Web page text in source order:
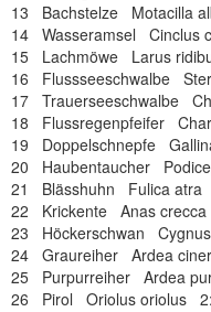
13 Bachstelze Motacilla
14 Wasseramsel Cinclus
15 Lachmöwe Larus
16 Flussseeschwalbe
17 Trauerseeschwalbe
18 Flussregenpfeifer
19 Doppelschnepfe
20 Haubentaucher
21 Blässhuhn Fulica atra
22 Krickente Anas
23 Höckerschwan
24 Graureiher Ardea
25 Purpurreiher Ardea
26 Pirol Oriolus oriolus